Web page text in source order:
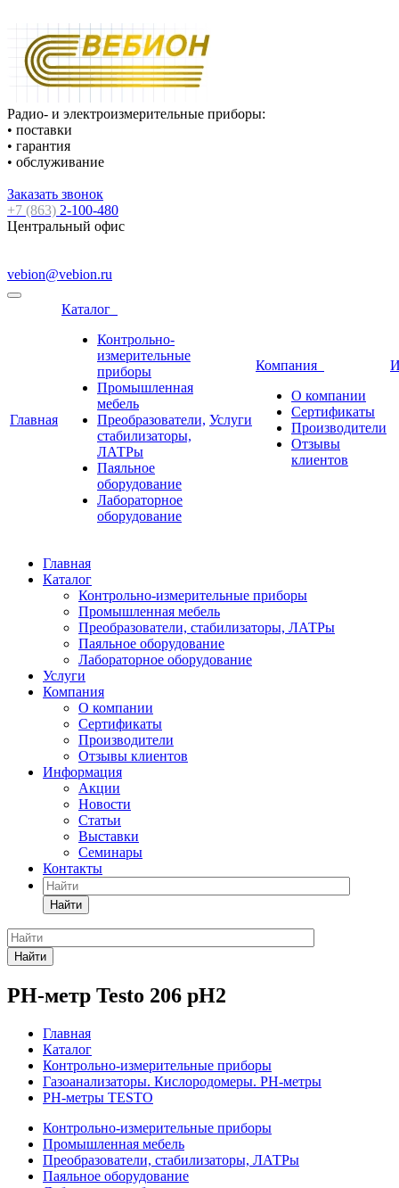
Радио- и электроизмерительные приборы:
• поставки
• гарантия
• обслуживание
Заказать звонок
+7 (863) 2-100-480
Центральный офис
vebion@vebion.ru
Главная
Каталог
Контрольно-
измерительные
приборы
Промышленная
мебель
Преобразователи,
стабилизаторы,
ЛАТРы
Паяльное
оборудование
Лабораторное
оборудование
Услуги
Компания
О компании
Сертификаты
Производители
Отзывы
клиентов
Главная
Каталог
Контрольно-измерительные приборы
Промышленная мебель
Преобразователи, стабилизаторы, ЛАТРы
Паяльное оборудование
Лабораторное оборудование
Услуги
Компания
О компании
Сертификаты
Производители
Отзывы клиентов
Информация
Акции
Новости
Статьи
Выставки
Семинары
Контакты
Найти
Найти
PH-метр Testo 206 pH2
Главная
Каталог
Контрольно-измерительные приборы
Газоанализаторы. Кислородомеры. PH-метры
PH-метры TESTO
Контрольно-измерительные приборы
Промышленная мебель
Преобразователи, стабилизаторы, ЛАТРы
Паяльное оборудование